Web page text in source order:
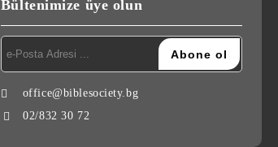
Bültenimize üye olun
office@biblesociety.bg
02/832 30 72